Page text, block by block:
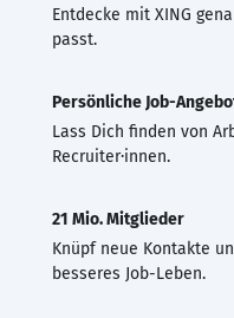
Entdecke mit XING
passt.
Persönliche Job-
Lass Dich finden von
Recruiter·innen.
21 Mio. Mitglieder
Knüpf neue Kontakte
besseres Job-Leben.